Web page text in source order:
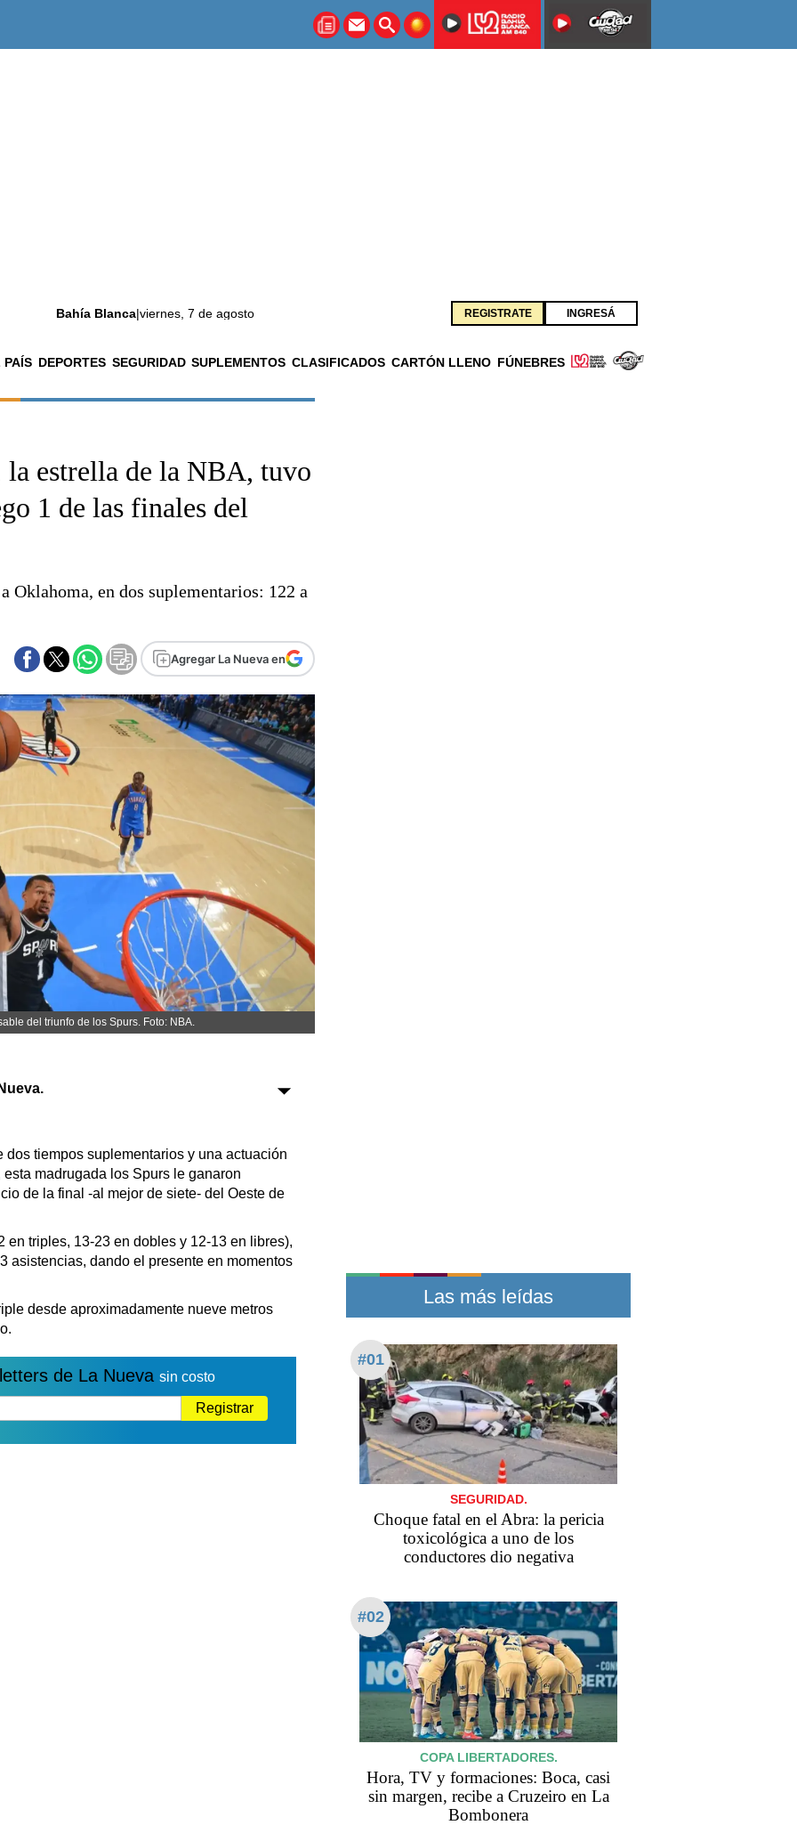
Bahía Blanca|viernes, 7 de agosto REGISTRATE INGRESÁ
PAÍS DEPORTES SEGURIDAD SUPLEMENTOS CLASIFICADOS CARTÓN LLENO FÚNEBRES
La ciudad
El país
Seguridad
Liga del Sur
Federal A
Cines
Economía y finanzas
Con el campo
Sociedad
Tecnología
Turismo
Salud
Es viral
Transportes
Fúnebres
Edictos
Teléfonos de urgencia
estrella de la NBA, tuvo
1 de las finales del
Oklahoma, en dos suplementarios: 122 a
Agregar La Nueva en
del triunfo de los Spurs. Foto: NBA.
tiempos suplementarios y una actuación
madrugada los Spurs le ganaron
de la final -al mejor de siete- del Oeste de
en triples, 13-23 en dobles y 12-13 en libres),
asistencias, dando el presente en momentos
desde aproximadamente nueve metros
de La Nueva sin costo
Registrar
Las más leídas
#01
SEGURIDAD.
Choque fatal en el Abra: la pericia
toxicológica a uno de los
conductores dio negativa
#02
COPA LIBERTADORES.
Hora, TV y formaciones: Boca, casi
sin margen, recibe a Cruzeiro en La
Bombonera